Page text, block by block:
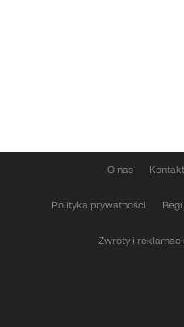
O nas Kontakt
Polityka prywatności
Zwroty i